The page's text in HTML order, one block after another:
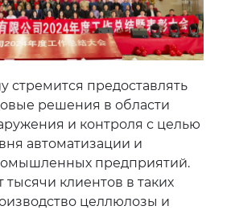
стремится предоставлять
решения в области
и контроля с целью
автоматизации и
предприятий.
клиентов в таких
целлюлозы и